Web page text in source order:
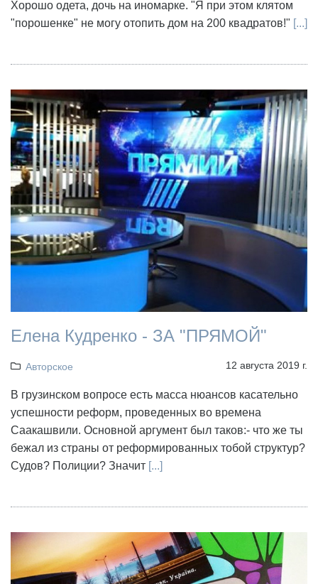
Хорошо одета, дочь на иномарке. "Я при этом клятом
"порошенке" не могу отопить дом на 200 квадратов!" [...]
Елена Кудренко - ЗА "ПРЯМОЙ"
Авторское 12 августа 2019 г.
В грузинском вопросе есть масса нюансов касательно
успешности реформ, проведенных во времена
Саакашвили. Основной аргумент был таков:- что же ты
бежал из страны от реформированных тобой структур?
Судов? Полиции? Значит [...]